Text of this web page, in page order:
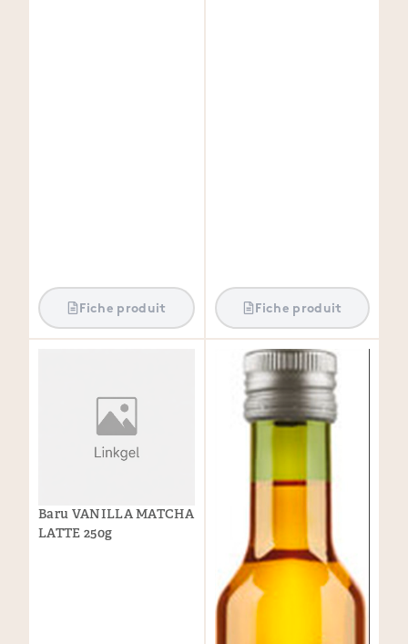
Fiche produit Fiche produit
Baru VANILLA MATCHA
LATTE 250g